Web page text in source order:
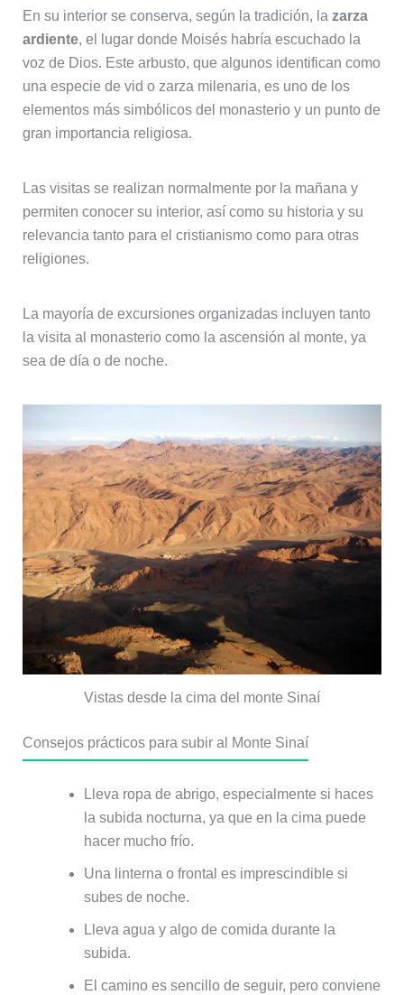
En su interior se conserva, según la tradición, la zarza
ardiente, el lugar donde Moisés habría escuchado la
voz de Dios. Este arbusto, que algunos identifican como
una especie de vid o zarza milenaria, es uno de los
elementos más simbólicos del monasterio y un punto de
gran importancia religiosa.
Las visitas se realizan normalmente por la mañana y
permiten conocer su interior, así como su historia y su
relevancia tanto para el cristianismo como para otras
religiones.
La mayoría de excursiones organizadas incluyen tanto
la visita al monasterio como la ascensión al monte, ya
sea de día o de noche.
Vistas desde la cima del monte Sinaí
Consejos prácticos para subir al Monte Sinaí
Lleva ropa de abrigo, especialmente si haces
la subida nocturna, ya que en la cima puede
hacer mucho frío.
Una linterna o frontal es imprescindible si
subes de noche.
Lleva agua y algo de comida durante la
subida.
El camino es sencillo de seguir, pero conviene